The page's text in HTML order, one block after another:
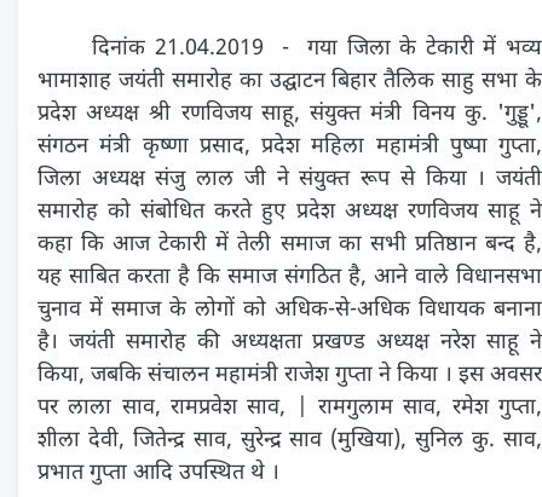
दिनांक 21.04.2019 - गया जिला के टेकारी में भव्य
भामाशाह जयंती समारोह का उद्घाटन बिहार तैलिक साहु सभा के
प्रदेश अध्यक्ष श्री रणविजय साहू, संयुक्त मंत्री विनय कु. 'गुड्डू',
संगठन मंत्री कृष्णा प्रसाद, प्रदेश महिला महामंत्री पुष्पा गुप्ता,
जिला अध्यक्ष संजु लाल जी ने संयुक्त रूप से किया । जयंती
समारोह को संबोधित करते हुए प्रदेश अध्यक्ष रणविजय साहू ने
कहा कि आज टेकारी में तेली समाज का सभी प्रतिष्ठान बन्द है,
यह साबित करता है कि समाज संगठित है, आने वाले विधानसभा
चुनाव में समाज के लोगों को अधिक-से-अधिक विधायक बनाना
है। जयंती समारोह की अध्यक्षता प्रखण्ड अध्यक्ष नरेश साहू ने
किया, जबकि संचालन महामंत्री राजेश गुप्ता ने किया । इस अवसर
पर लाला साव, रामप्रवेश साव, | रामगुलाम साव, रमेश गुप्ता,
शीला देवी, जितेन्द्र साव, सुरेन्द्र साव (मुखिया), सुनिल कु. साव,
प्रभात गुप्ता आदि उपस्थित थे ।